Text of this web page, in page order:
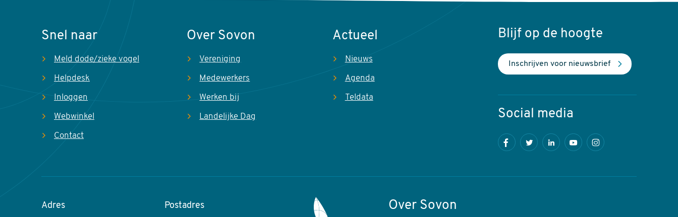
Snel naar
Meld dode/zieke vogel
Helpdesk
Inloggen
Webwinkel
Contact
Over Sovon
Vereniging
Medewerkers
Werken bij
Landelijke Dag
Actueel
Nieuws
Agenda
Teldata
Blijf op de hoogte
Inschrijven voor nieuwsbrief
Social media
Adres Postadres Over Sovon